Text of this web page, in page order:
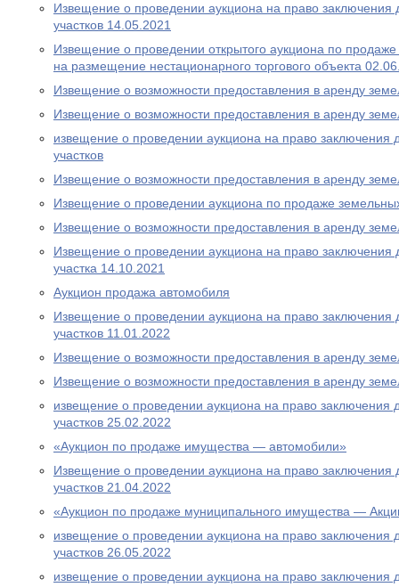
Извещение о проведении аукциона на право заключения
участков 14.05.2021
Извещение о проведении открытого аукциона по
на размещение нестационарного торгового объекта
Извещение о возможности предоставления в аренду
Извещение о возможности предоставления в аренду
извещение о проведении аукциона на право заключения
участков
Извещение о возможности предоставления в аренду
Извещение о проведении аукциона по продаже
Извещение о возможности предоставления в аренду
Извещение о проведении аукциона на право заключения
участка 14.10.2021
Аукцион продажа автомобиля
Извещение о проведении аукциона на право заключения
участков 11.01.2022
Извещение о возможности предоставления в аренду
Извещение о возможности предоставления в аренду
извещение о проведении аукциона на право заключения
участков 25.02.2022
«Аукцион по продаже имущества — автомобили»
Извещение о проведении аукциона на право заключения
участков 21.04.2022
«Аукцион по продаже муниципального имущества —
извещение о проведении аукциона на право заключения
участков 26.05.2022
извещение о проведении аукциона на право заключения